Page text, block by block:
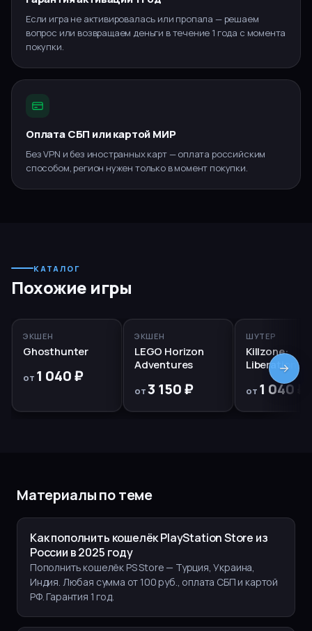
Если игра не активировалась или пропала — решаем
вопрос или возвращаем деньги в течение 1 года с момента
покупки.
Оплата СБП или картой МИР
Без VPN и без иностранных карт — оплата российским
способом, регион нужен только в момент покупки.
КАТАЛОГ
Похожие игры
ЭКШЕН
Ghosthunter
от 1 040 ₽
ЭКШЕН
LEGO Horizon
Adventures
от3 150 ₽
ШУТЕР
Killzone:
Liberation
от 1 040 ₽
Материалы по теме
Как пополнить кошелёк PlayStation Store из
России в 2025 году
Пополнить кошелёк PS Store — Турция, Украина,
Индия. Любая сумма от 100 руб., оплата СБП и картой
РФ. Гарантия 1 год.